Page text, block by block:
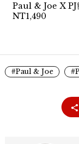
Paul & Joe X PJ
NT1,490
#Paul & Joe